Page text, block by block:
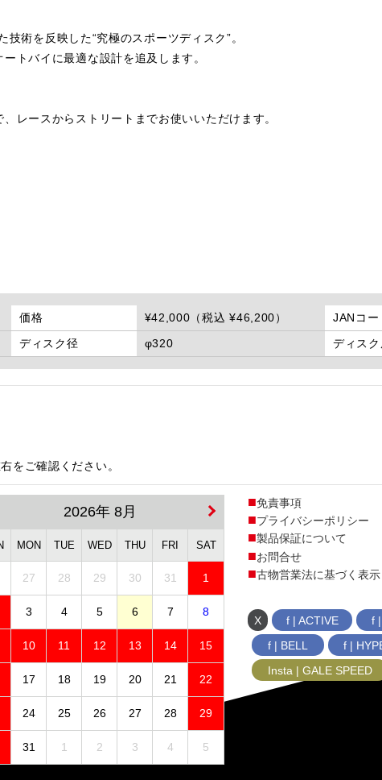
術を反映した“究極のスポーツディスク”。
トバイに最適な設計を追及します。
レースからストリートまでお使いいただけます。
価格 ¥42,000（税込 ¥46,200） JANコー
ディスク径 φ320 ディスク
をご確認ください。
2026年 8月
MON TUE WED THU FRI SAT
27 28 29 30 31 1
3 4 5 6 7 8
10 11 12 13 14 15
17 18 19 20 21 22
24 25 26 27 28 29
31 1 2 3 4 5
免責事項
プライバシーポリシー
製品保証について
お問合せ
古物営業法に基づく表示
X f | ACTIVE f
f | BELL
f |
Insta | GALE SPEED